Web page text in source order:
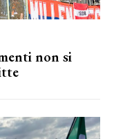
non si